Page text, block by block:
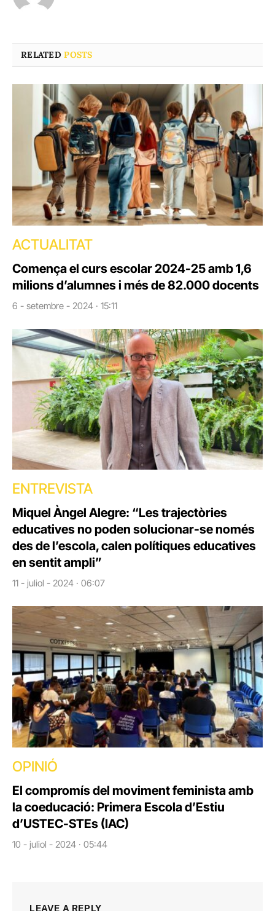
RELATEDPOSTS
ACTUALITAT
Comença el curs escolar 2024-25 amb 1,6
milions d’alumnes i més de 82.000 docents
6 - setembre - 2024 · 15:11
ENTREVISTA
Miquel Àngel Alegre: “Les trajectòries
educatives no poden solucionar-se només
des de l’escola, calen polítiques educatives
en sentit ampli”
11 - juliol - 2024 · 06:07
OPINIÓ
El compromís del moviment feminista amb
la coeducació: Primera Escola d’Estiu
d’USTEC-STEs (IAC)
10 - juliol - 2024 · 05:44
LEAVE A REPLY